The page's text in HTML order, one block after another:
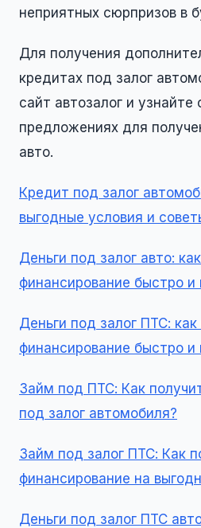
неприятных сюрпризов в
Для получения
кредитах под залог
сайт автозалог и узнайте
предложениях для
авто.
Кредит под залог
выгодные условия и
Деньги под залог авто:
финансирование быстро и
Деньги под залог ПТС: как
финансирование быстро и
Займ под ПТС: Как
под залог автомобиля?
Займ под залог ПТС: Как
финансирование на
Деньги под залог ПТС